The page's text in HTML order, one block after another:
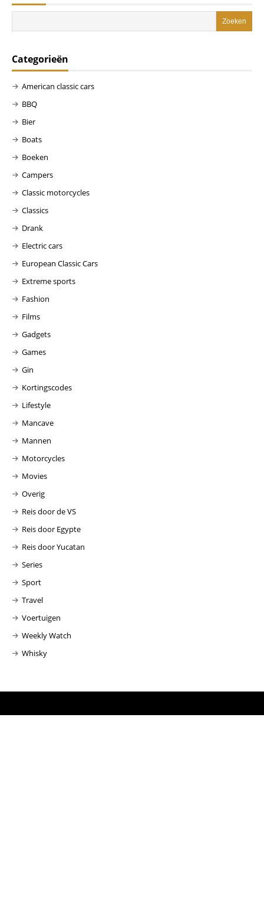
Categorieën
American classic cars
BBQ
Bier
Boats
Boeken
Campers
Classic motorcycles
Classics
Drank
Electric cars
European Classic Cars
Extreme sports
Fashion
Films
Gadgets
Games
Gin
Kortingscodes
Lifestyle
Mancave
Mannen
Motorcycles
Movies
Overig
Reis door de VS
Reis door Egypte
Reis door Yucatan
Series
Sport
Travel
Voertuigen
Weekly Watch
Whisky